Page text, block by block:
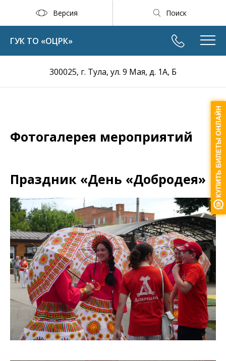
Версия Поиск
300025, г. Тула, ул. 9 Мая, д. 1А, Б
ГУК ТО «ОЦРК»
Фотогалерея мероприятий
Праздник «День «Добродея»